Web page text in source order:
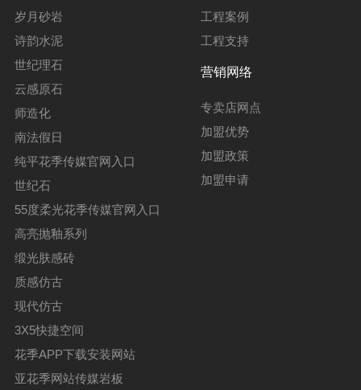
岁月砂岩
诗韵水泥
世纪理石
云感原石
师造化
南法假日
纯平花季传媒官网入口
世纪石
55度柔光花季传媒官网入口
高亮抛釉系列
缎光肤感砖
质感仿古
现代仿古
3X5快捷空间
花季APP下载安装网站
亚花季网站传媒岩板
工程案例
工程支持
营销网络
专卖店网点
加盟优势
加盟政策
加盟申请